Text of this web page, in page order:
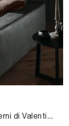
Clicca e scopri di più sui salotti moderni di Valentini! Molteplici modelli di divani, come Rafael New, ti attendono.